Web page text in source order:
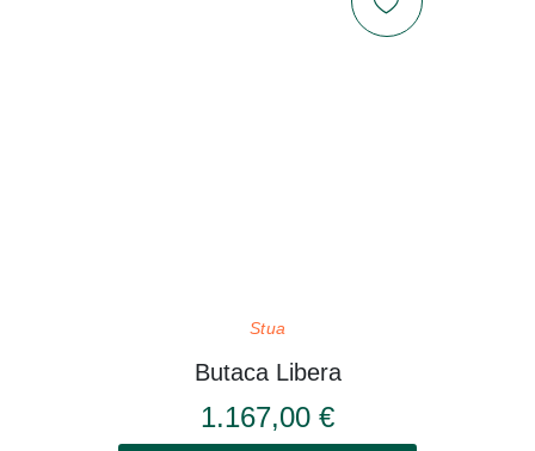
Stua
Butaca Libera
1.167,00 €